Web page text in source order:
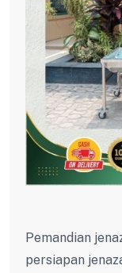
Pemandian
persiapan